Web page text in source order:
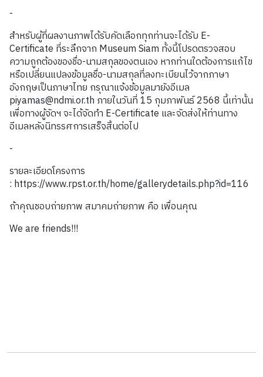
-
สำหรับผู้ที่ผลงานภาพได้รับคัดเลือกทุกท่านจะได้รับ E-
Certificate ที่ระลึกจาก Museum Siam ทั้งนี้โปรดตรวจสอบ
ความถูกต้องของชื่อ-นามสกุลของตนเอง หากท่านใดต้องการแก้ไข
หรือเปลี่ยนแปลงข้อมูลชื่อ-นามสกุลที่ลงทะเบียนไว้จากภาษา
อังกฤษเป็นภาษาไทย กรุณาแจ้งข้อมูลมายังอีเมล
piyamas@ndmi.or.th ภายในวันที่ 15 กุมภาพันธ์ 2568 นี้เท่านั้น
เพื่อทางผู้จัดฯ จะได้จัดทำ E-Certificate และจัดส่งให้ท่านทาง
อีเมลหลังนิทรรศการเสร็จสิ้นต่อไป
-
รายละเอียดโครงการ
: https://www.rpst.or.th/home/gallerydetails.php?id=116
ถ้าคุณชอบถ่ายภาพ สมาคมถ่ายภาพ คือ เพื่อนคุณ
We are friends!!!